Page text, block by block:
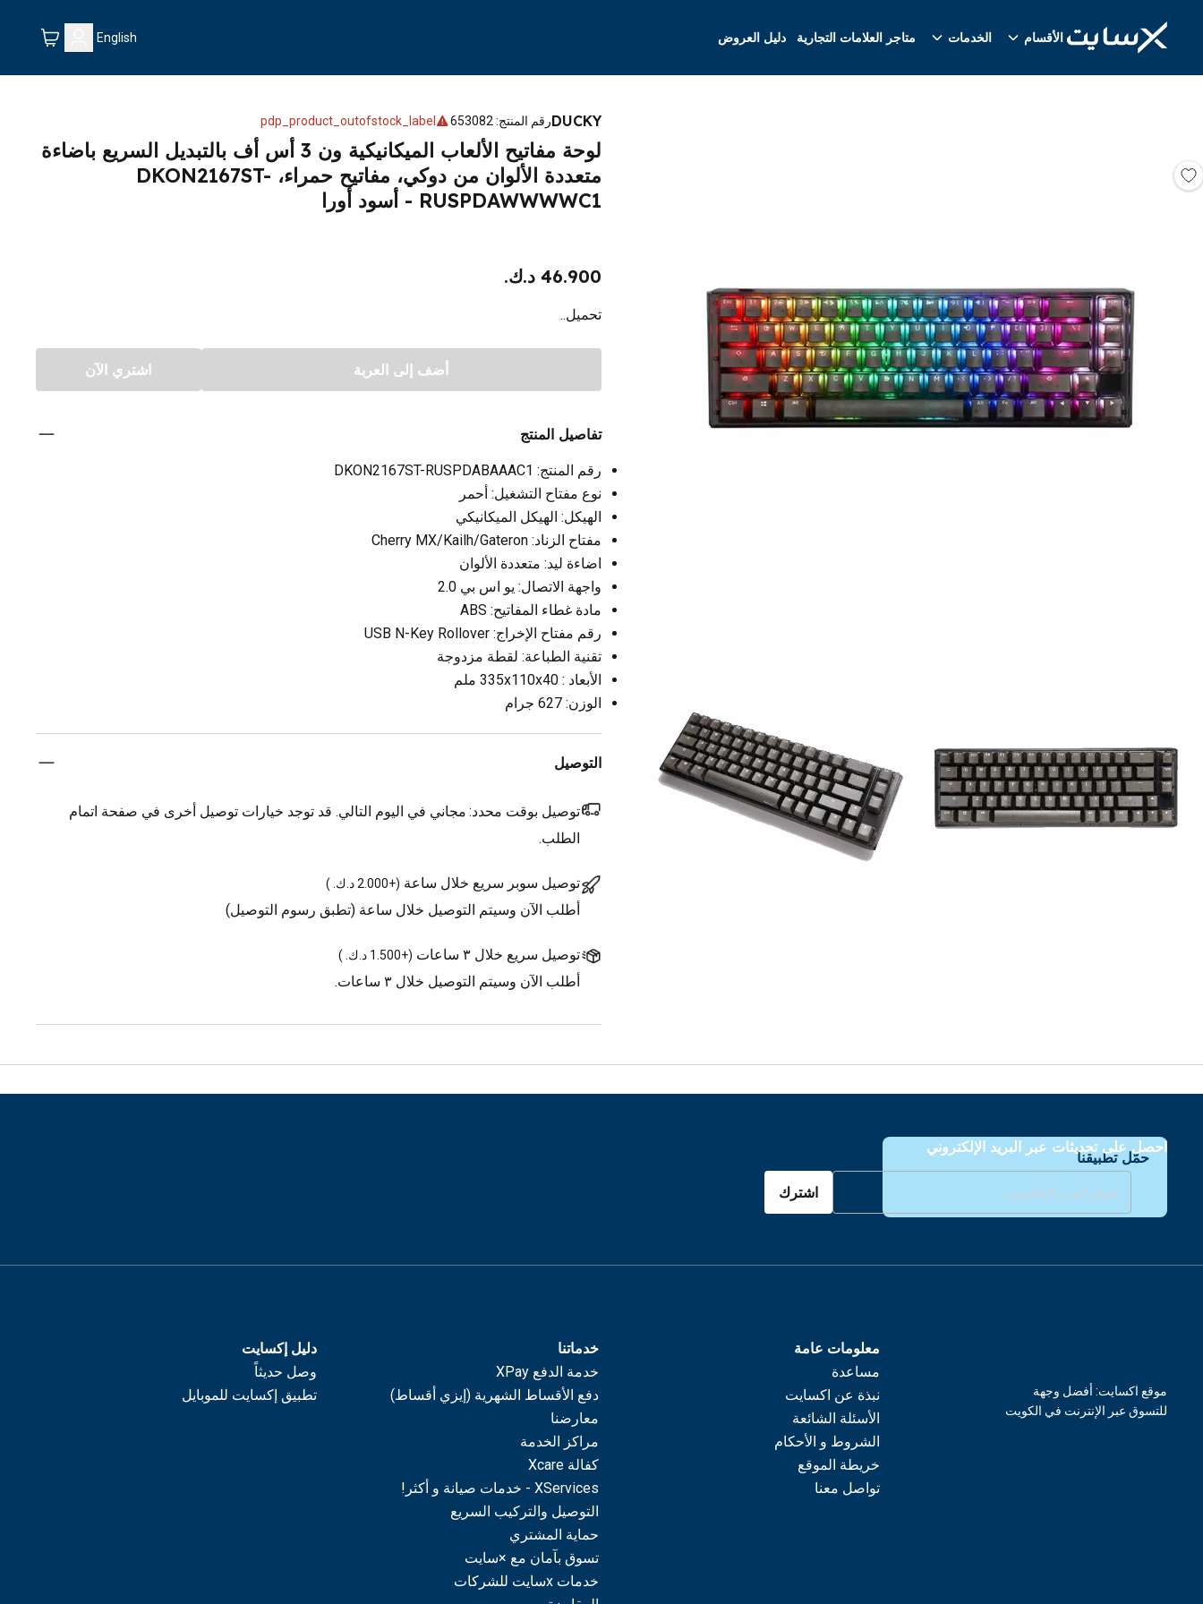
الأقسام الخدمات متاجر العلامات التجارية دليل العروض English
DUCKYرقم المنتج:
653082
pdp_product_outofstock_label
لوحة مفاتيح الألعاب الميكانيكية ون 3 أس أف بالتبديل السريع باضاءة
متعددة الألوان من دوكي، مفاتيح حمراء، DKON2167ST-
RUSPDAWWWWC1 - أسود أورا
46.900 د.ك.
تحميل..
أضف إلى العربة اشتري الآن
تفاصيل المنتج
رقم المنتج: DKON2167ST-RUSPDABAAAC1
نوع مفتاح التشغيل: أحمر
الهيكل: الهيكل الميكانيكي
مفتاح الزناد: Cherry MX/Kailh/Gateron
اضاءة ليد: متعددة الألوان
واجهة الاتصال: يو اس بي 2.0
مادة غطاء المفاتيح: ABS
رقم مفتاح الإخراج: USB N-Key Rollover
تقنية الطباعة: لقطة مزدوجة
الأبعاد : 335x110x40 ملم
الوزن: 627 جرام
التوصيل
توصيل بوقت محدد: مجاني في اليوم التالي. قد توجد خيارات توصيل أخرى في صفحة اتمام
الطلب.
توصيل سوبر سريع خلال ساعة (+2.000 د.ك. )
أطلب الآن وسيتم التوصيل خلال ساعة (تطبق رسوم التوصيل)
توصيل سريع خلال ٣ ساعات (+1.500 د.ك. )
أطلب الآن وسيتم التوصيل خلال ٣ ساعات.
حمّل تطبيقنا
احصل على تحديثات عبر البريد الإلكتروني
اشترك
معلومات عامة
مساعدة
نبذة عن اكسايت
الأسئلة الشائعة
الشروط و الأحكام
خريطة الموقع
تواصل معنا
خدماتنا
خدمة الدفع XPay
دفع الأقساط الشهرية (إيزي أقساط)
معارضنا
مراكز الخدمة
كفالة Xcare
XServices - خدمات صيانة و أكثر!
التوصيل والتركيب السريع
حماية المشتري
تسوق بآمان مع ×سايت
خدمات xسايت للشركات
دليل إكسايت
وصل حديثاً
تطبيق إكسايت للموبايل
موقع اكسايت: أفضل وجهة
للتسوق عبر الإنترنت في الكويت